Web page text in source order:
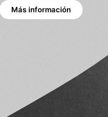
Más información